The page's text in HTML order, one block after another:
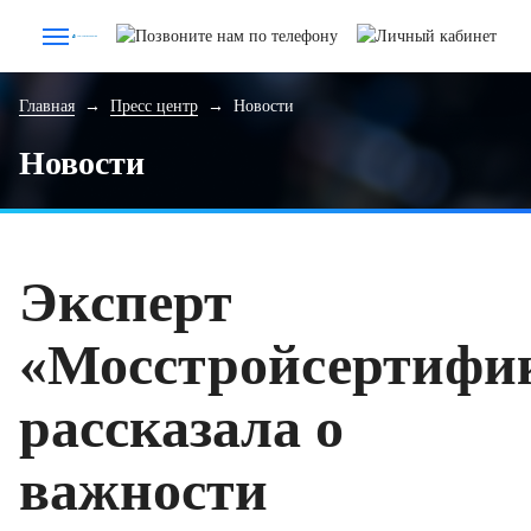
Главная → Пресс центр → Новости
Новости
Эксперт
рассказала о
важности